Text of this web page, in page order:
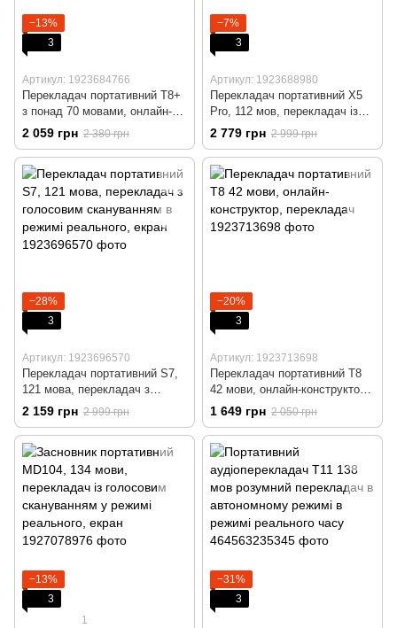
−13%
3
Артикул: 1923684766
Перекладач портативний T8+
з понад 70 мовами, онлайн-
зчитувач, перекладач
2 059 грн 2 380 грн
−7%
3
Артикул: 1923688980
Перекладач портативний X5
Pro, 112 мов, перекладач із
голосовим скануванням у
режимі реального, екран
2 779 грн 2 999 грн
−28%
3
Артикул: 1923696570
Перекладач портативний S7,
121 мова, перекладач з
голосовим скануванням в
режимі реального, екран
2 159 грн 2 999 грн
−20%
3
Артикул: 1923713698
Перекладач портативний T8
42 мови, онлайн-конструктор,
перекладач
1 649 грн 2 050 грн
−13%
3
1
−31%
3